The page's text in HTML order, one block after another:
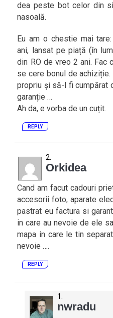
dea peste bot celor din
nasoală.
Eu am o chestie mai
ani, lansat pe piață (în
din RO de vreo 2 ani.
se cere bonul de achiziție.
propriu și să-l fi cumpărat
garanție …
Ah da, e vorba de un cuțit.
REPLY
Orkidea
Cand am facut cadouri
accesorii foto, aparate
pastrat eu factura si
in care au nevoie de ele
mapa in care le tin
nevoie ….
REPLY
nwradu